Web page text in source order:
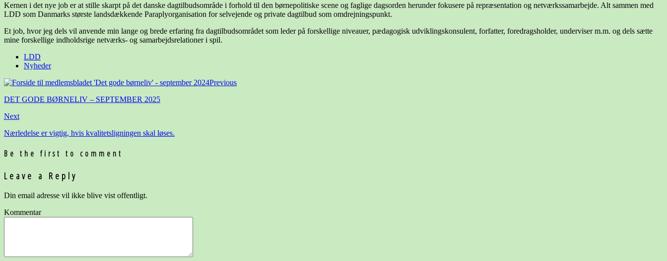
Kernen i det nye job er at stille skarpt på det danske dagtilbudsområde i forhold til den børnepolitiske scene og faglige dagsorden herunder fokusere på repræsentation og netværkssamarbejde. Alt sammen med
LDD som Danmarks største landsdækkende Paraplyorganisation for selvejende og private dagtilbud som omdrejningspunkt.
Et job, hvor jeg dels vil anvende min lange og brede erfaring fra dagtilbudsområdet som leder på forskellige niveauer, pædagogisk udviklingskonsulent, forfatter, foredragsholder, underviser m.m. og dels sætte
mine forskellige indholdsrige netværks- og samarbejdsrelationer i spil.
LDD
Nyheder
Previous
DET GODE BØRNELIV – SEPTEMBER 2025
Next
Nærledelse er vigtig, hvis kvalitetsligningen skal løses.
Be the first to comment
Leave a Reply
Din email adresse vil ikke blive vist offentligt.
Kommentar